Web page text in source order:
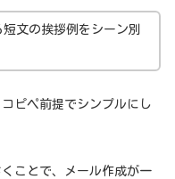
文の挨拶例をシーン別
ピペ前提でシンプルにし
ことで、メール作成が一